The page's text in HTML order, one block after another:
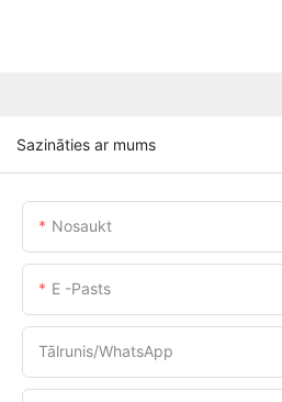
Sazināties ar mums
Nosaukt
E -pasts
Tālrunis/WhatsApp